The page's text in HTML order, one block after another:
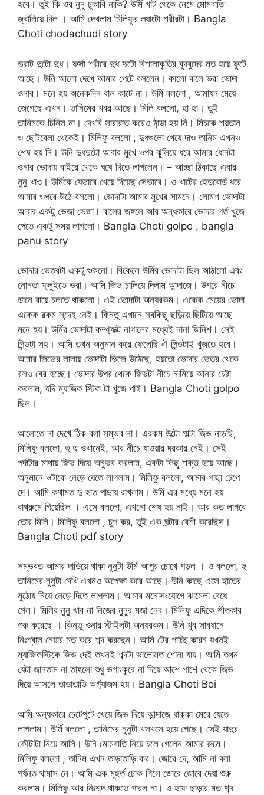
হবে। তুই কি ওর নুনু ঢুকাবি নাকি? উর্মি খাট থেকে নেমে মোমবাতি
জ্বালিয়ে দিল । আমি দেখলাম মিলিফুর ল্যাংটা শরীরটা। Bangla
Choti chodachudi story
ভরাট দুটো দুধ। ফর্সা শরীরে দুধ দুটো বিশালাকৃতির বুদবুদের মত হয়ে ফুটে
আছে। উনি আলো দেখে আমার পেটে বসলেন। কালো বালে ভরা ভোদা
ওনার। মনে হয় অনেকদিন বাল কাটে না। উর্মি বললো , আমাযন মেয়ে
জেগেছে এখন। তানিমের খবর আছে। মিলি বললো, হা হা। তুই
তানিমকে চিনিস না। দেখবি সারারাত করেও ঠান্ডা হয় নি। মিচকে শয়তান
ও ছোটবেলা থেকেই। মিলিফু বললো , দুধগুলো খেয়ে দাও তানিম এখনও
শেষ হয় নি। উনি দুধদুটো আবার মুখে ওপর ঝুলিয়ে ধরে আমার ধোনটা
ওনার ভোদায় বাইরে থেকে ঘষে দিতে লাগলেন। – আচ্ছা ঠিকাছে এবার
নুনু খাও। উর্মিকে যেভাবে খেয়ে দিয়েছ সেভাবে। ও খাটের হেডবোর্ড ধরে
আমার ওপরে উঠে বসলো। ভোদাটা আমার মুখের সামনে। লোমশ ভোদাটা
আবার একটু ভেজা ভেজা। বালের জঙ্গলে আর অন্ধকারে ভোদার গর্ত খুজে
পেতে একটু সময় লাগলো। Bangla Choti golpo , bangla
panu story
ভোদার ভেতরটা একটু শুকনো। বিকেলে উর্মির ভোদাটা ছিল আঠালো এবং
নোনতা ফ্লুইডে ভরা। আমি জিভ চালিয়ে দিলাম আন্দাজে। উপরে নীচে
ডানে বায়ে চলতে থাকলো। এই ভোদাটা অন্যরকম। একেক মেয়ের ভোদা
একেক রকম সন্দেহ নেই। কিন্তু এখানে সবকিছু ছড়িয়ে ছিটিয়ে আছে
মনে হয়। উর্মির ভোদাটা কম্প্যাক্ট নাগালের মধ্যেই নানা জিনিশ। সেই
পিন্ডটা সহ। আমি তখন অনুমান করে ফেলেছি ঐ পিন্ডটাই খুজতে হবে।
আমার জিভের লালায় ভোদাটা ভিজে উঠেছে, হয়তো ভোদার ভেতর থেকে
রসও বের হচ্ছে। ভোদার উপর থেকে জিভটা নীচে নামিয়ে আনার চেষ্টা
করলাম, যদি ম্যাজিক স্টিক টা খুজে পাই। Bangla Choti golpo
ছিল।
আলোতে না দেখে ঠিক বলা সম্ভব না। এরকম উল্টো পাল্টা জিভ নাড়ছি,
মিলিফু বললো, হু হু ওখানেই, আর নীচে যাওয়ার দরকার নেই। সেই
পর্দাটার মাথায় জিভ দিয়ে অনুভব করলাম, একটা কিছু শক্ত হয়ে আছে।
অনুমানে ওটাকে নেড়ে যেতে লাগলাম। মিলিফু বললো, আমার পাছা চেপে
দে। আমি কথামত দু হাত পাছায় রাখলাম। উর্মি এর মধ্যে মনে হয়
বাথরুমে গিয়েছিল । এসে বললো, এখনো শেষ হয় নাই। আর কত লাগবে
তোর মিলি। মিলিফু বললো , চুপ কর, তুই এক ঘন্টার বেশী করেছিস।
Bangla Choti pdf story
সম্ভবত আমার দাড়িয়ে থাকা নুনুটা উর্মি আপুর চোখে পড়ল । ও বললো, হু
তানিমের নুনুটা দেখি এখনও অপেক্ষা করে আছে। উনি কাছে এসে হাতের
মুঠোয় নিয়ে নেড়ে দিতে লাগলাম। আমার মনোসংযোগে ঝামেলা বেধে
গেল। মিলির নুনু খাব না নিজের নুনুর মজা নেব। মিলিফু এদিকে শীতকার
শুরু করেছে । কিন্তু ওনার স্টাইলটা অন্যরকম। উনি খুব সাবধানে
নিঃশ্বাস নেয়ার মত করে শব্দ করছেন। আমি টের পাচ্ছি কারন যখনই
ম্যাজিকস্টিকে জিভ দেই তখনই শব্দটা ভালোমত শোনা যায়। আমি তখন
যেটা জানতাম না তাহলো শুধু ভগাংকুরে না দিয়ে আশে পাশে থেকে জিভ
দিয়ে আসলে তাড়াতাড়ি অর্গ্যাজম হয়। Bangla Choti Boi
আমি অন্ধকারে চেটেপুটে খেয়ে জিভ দিয়ে আন্দাজে ধাক্কা মেরে যেতে
লাগলাম। উর্মি বললো , তানিমের নুনুটা খসখসে হয়ে গেছে। সেই যাদুর
কৌটাটা নিয়ে আসি। উনি মোমবাতি নিয়ে চলে গেলেন আমার রুমে।
মিলিফু বললো , তানিম এখন তাড়াতাড়ি কর। জোরে দে, আমি না বলা
পর্যন্ত থামাস নে। আমি এক মুহুর্ত ঢোক গিলে জোরে জোরে দেয়া শুরু
করলাম। মিলিফু আর নিঃশব্দ থাকতে পারল না। ও হাফ ছাড়ার মত শব্দ